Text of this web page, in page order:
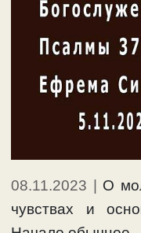
08.11.2023
О
чувствах и